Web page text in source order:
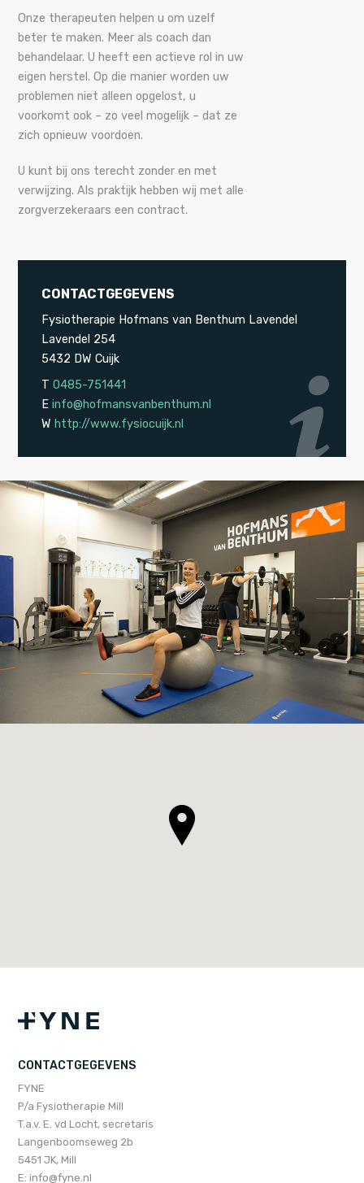
Onze therapeuten helpen u om uzelf
beter te maken. Meer als coach dan
behandelaar. U heeft een actieve rol in uw
eigen herstel. Op die manier worden uw
problemen niet alleen opgelost, u
voorkomt ook – zo veel mogelijk – dat ze
zich opnieuw voordoen.
U kunt bij ons terecht zonder en met
verwijzing. Als praktijk hebben wij met alle
zorgverzekeraars een contract.
CONTACTGEGEVENS
Fysiotherapie Hofmans van Benthum Lavendel
Lavendel 254
5432 DW Cuijk
T0485-751441
Einfo@hofmansvanbenthum.nl
W http://www.fysiocuijk.nl
CONTACTGEGEVENS
FYNE
P/a Fysiotherapie Mill
T.a.v. E. vd Locht, secretaris
Langenboomseweg 2b
5451 JK, Mill
E:info@fyne.nl